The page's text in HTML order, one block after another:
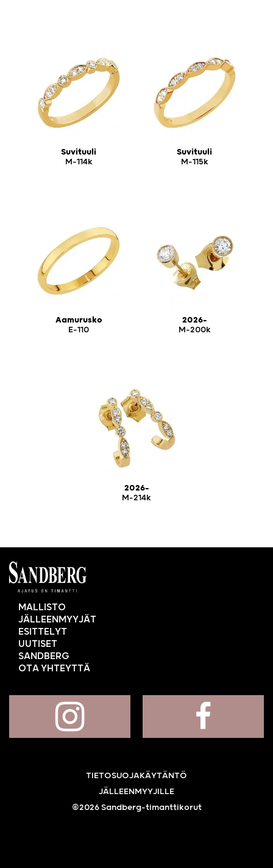
Suvituuli
M-114k
Suvituuli
M-115k
Aamurusko
E-110
2026-
M-200k
2026-
M-214k
MALLISTO
JÄLLEENMYYJÄT
ESITTELYT
UUTISET
SANDBERG
OTA YHTEYTTÄ
TIETOSUOJAKÄYTÄNTÖ
JÄLLEENMYYJILLE
©2026 Sandberg-timanttikorut